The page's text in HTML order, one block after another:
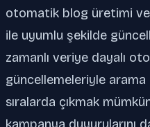
otomatik blog üretimi
ile uyumlu şekilde
zamanlı veriye dayalı
güncellemeleriyle arama
sıralarda çıkmak